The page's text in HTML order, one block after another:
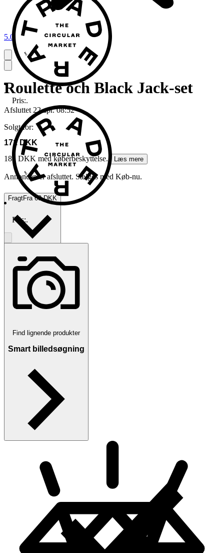
5.0
Roulette och Black Jack-set
Afsluttet 22 apr. 08:52
Solgt for:
171 DKK
181 DKK med køberbeskyttelse.
Læs mere
Annoncen er afsluttet. Sælges med Køb-nu.
FragtFra 69 DKK
Afhentning solna, Sverige
Traderas køberbeskyttelse
Pris:.
Pris:.
Find lignende produkter
Smart billedsøgning